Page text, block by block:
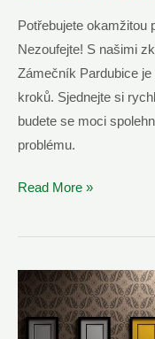
Potřebujete
Nezoufejte! S našimi
Zámečník Pardubice
kroků. Sjednejte si
budete se moci
problému.
Vyřešíme
Klíč
Zámku
Nostop
Read More »